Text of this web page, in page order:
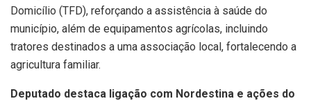
Domicílio (TFD), reforçando a assistência à saúde do
município, além de equipamentos agrícolas, incluindo
tratores destinados a uma associação local, fortalecendo a
agricultura familiar.
Deputado destaca ligação com Nordestina e ações do